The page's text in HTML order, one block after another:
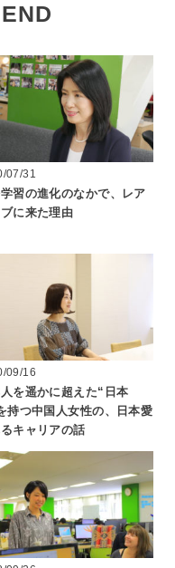
07/31
習の進化のなかで、レア
に来た理由
09/16
人を遥かに超えた“日本
持つ中国人女性の、日本愛
キャリアの話